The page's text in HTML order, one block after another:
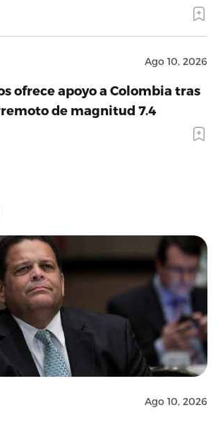
Ago 10, 2026
ofrece apoyo a Colombia tras
de magnitud 7.4
Ago 10, 2026